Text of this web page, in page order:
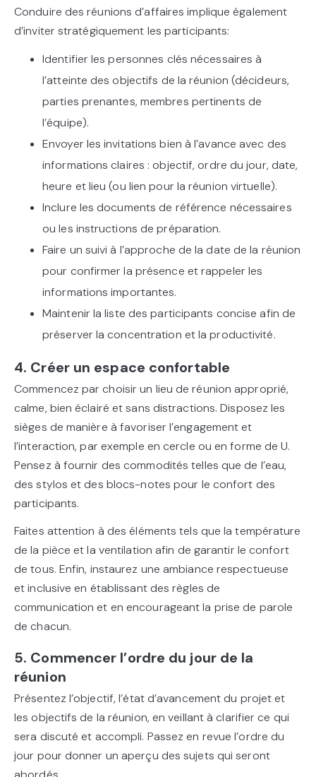
Conduire des réunions d’affaires implique également
d’inviter stratégiquement les participants:
Identifier les personnes clés nécessaires à
l’atteinte des objectifs de la réunion (décideurs,
parties prenantes, membres pertinents de
l’équipe).
Envoyer les invitations bien à l’avance avec des
informations claires : objectif, ordre du jour, date,
heure et lieu (ou lien pour la réunion virtuelle).
Inclure les documents de référence nécessaires
ou les instructions de préparation.
Faire un suivi à l’approche de la date de la réunion
pour confirmer la présence et rappeler les
informations importantes.
Maintenir la liste des participants concise afin de
préserver la concentration et la productivité.
4. Créer un espace confortable
Commencez par choisir un lieu de réunion approprié,
calme, bien éclairé et sans distractions. Disposez les
sièges de manière à favoriser l’engagement et
l’interaction, par exemple en cercle ou en forme de U.
Pensez à fournir des commodités telles que de l’eau,
des stylos et des blocs-notes pour le confort des
participants.
Faites attention à des éléments tels que la température
de la pièce et la ventilation afin de garantir le confort
de tous. Enfin, instaurez une ambiance respectueuse
et inclusive en établissant des règles de
communication et en encourageant la prise de parole
de chacun.
5. Commencer l’ordre du jour de la
réunion
Présentez l’objectif, l’état d’avancement du projet et
les objectifs de la réunion, en veillant à clarifier ce qui
sera discuté et accompli. Passez en revue l’ordre du
jour pour donner un aperçu des sujets qui seront